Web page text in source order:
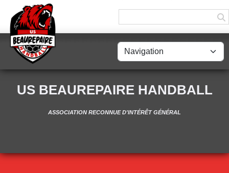
US BEAUREPAIRE HANDBALL
ASSOCIATION RECONNUE D'INTÉRÊT GÉNÉRAL
Panneau de gestion des cookies